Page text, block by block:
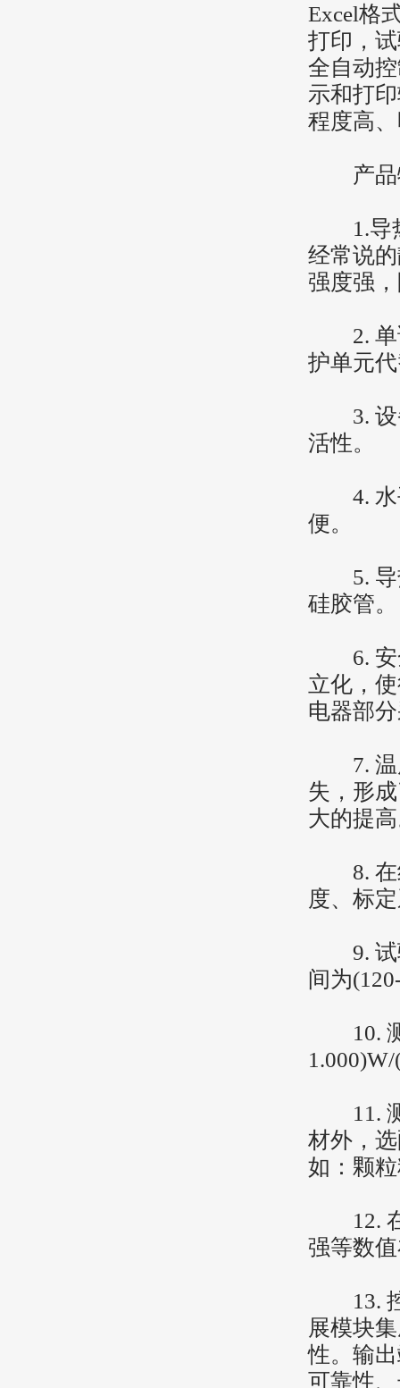
Excel格
打印，
全自动
示和打
程度高
产品
1.导热
经常说
强度强
2. 单试
护单元
3. 设备
活性。
4. 水平
便。
5. 导热
硅胶管。
6. 安全
立化，
电器部
7. 温度
失，形
大的提
8. 在线
度、标
9. 试验
间为
10. 测
1.000)W/
11. 测
材外，
如：颗
12. 在
强等数
13. 控
展模块
性。输
可靠性